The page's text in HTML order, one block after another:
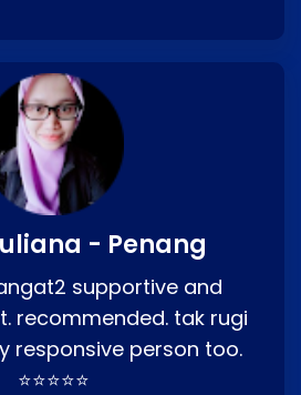
- Penang
supportive and
recommended. tak rugi
responsive person too.
⭐⭐⭐⭐⭐